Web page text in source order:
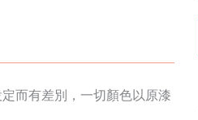
而有差別，一切顏色以原漆